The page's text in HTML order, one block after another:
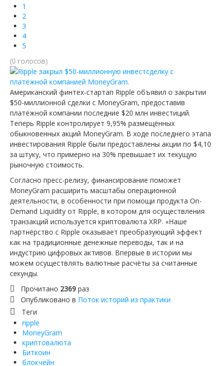
1
2
3
4
5
(0 голосов)
Американский финтех-стартап Ripple объявил о закрытии
$50-миллионной сделки с MoneyGram, предоставив
платёжной компании последние $20 млн инвестиций.
Теперь Ripple контролирует 9,95% размещённых
обыкновенных акций MoneyGram. В ходе последнего этапа
инвестирования Ripple были предоставлены акции по $4,10
за штуку, что примерно на 30% превышает их текущую
рыночную стоимость.
Согласно пресс-релизу, финансирование поможет
MoneyGram расширить масштабы операционной
деятельности, в особенности при помощи продукта On-
Demand Liquidity от Ripple, в котором для осуществления
транзакций используется криптовалюта XRP. «Наше
партнёрство с Ripple оказывает преобразующий эффект
как на традиционные денежные переводы, так и на
индустрию цифровых активов. Впервые в истории мы
можем осуществлять валютные расчёты за считанные
секунды.
Прочитано 2369 раз
Опубликовано в Поток историй из практики
Теги
ripple
MoneyGram
криптовалюта
Биткоин
блокчейн